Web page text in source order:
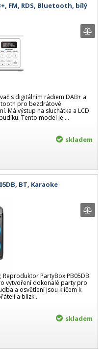
FM, RDS, Bluetooth, bílý
s digitálním rádiem DAB+ a
pro bezdrátové
Má výstup na sluchátka a LCD
Tento model je ...
skladem
BT, Karaoke
PartyBox PB05DB
vytvoření dokonalé party pro
a osvětlení jsou klíčem k
a blízk...
skladem